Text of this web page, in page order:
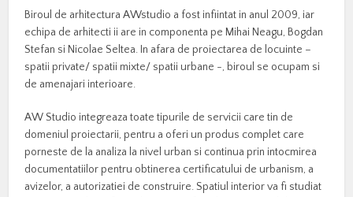
Biroul de arhitectura AWstudio a fost infiintat in anul 2009, iar
echipa de arhitecti ii are in componenta pe Mihai Neagu, Bogdan
Stefan si Nicolae Seltea. In afara de proiectarea de locuinte –
spatii private/ spatii mixte/ spatii urbane -, biroul se ocupam si
de amenajari interioare.
AW Studio integreaza toate tipurile de servicii care tin de
domeniul proiectarii, pentru a oferi un produs complet care
porneste de la analiza la nivel urban si continua prin intocmirea
documentatiilor pentru obtinerea certificatului de urbanism, a
avizelor, a autorizatiei de construire. Spatiul interior va fi studiat